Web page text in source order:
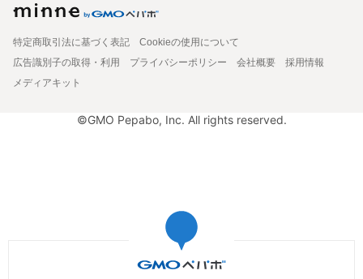
特定商取引法に基づく表記
Cookieの使用について
広告識別子の取得・利用
プライバシーポリシー 会社概要
採用情報
メディアキット
©GMO Pepabo, Inc. All rights reserved.